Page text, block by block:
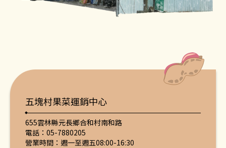
五塊村果菜運銷中心
655雲林縣元長鄉合和村南和路
電話：05-7880205
營業時間：週一至週五08:00-16:30